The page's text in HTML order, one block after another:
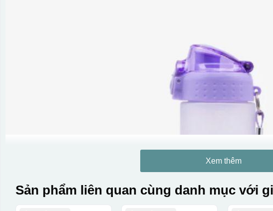
Xem thêm
Sản phẩm liên quan cùng danh mục với